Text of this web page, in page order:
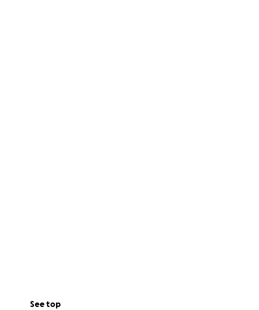
See top
più semplice ma anche
e la serenità.